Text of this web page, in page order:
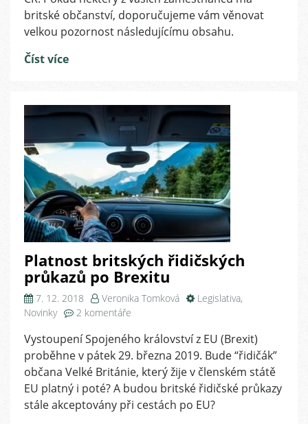
britské občanství, doporučujeme vám věnovat
velkou pozornost následujícímu obsahu.
Číst více
Platnost britských řidičských
průkazů po Brexitu
7. 12. 2018 Veronika Tomková Legislativa,
Novinky
2 komentáře
s
názvem
Platnost
britských
řidičských
průkazů
Vystoupení Spojeného království z EU (Brexit)
proběhne v pátek 29. března 2019. Bude “řidičák”
občana Velké Británie, který žije v členském státě
EU platný i poté? A budou britské řidičské průkazy
stále akceptovány při cestách po EU?